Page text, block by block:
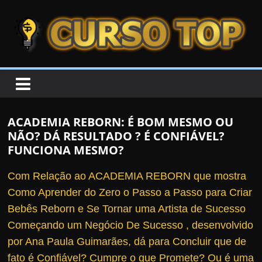
CURSOTOP
s
e
l
o
r
e
s
C
u
ACADEMIA REBORN: É BOM MESMO OU
NÃO? DÁ RESULTADO ? É CONFIÁVEL?
FUNCIONA MESMO?
Com Relação ao ACADEMIA REBORN que mostra
Como Aprender do Zero o Passo a Passo para Criar
Bebês Reborn e Se Tornar uma Artista de Sucesso
Começando um Negócio De Sucesso , desenvolvido
por Ana Paula Guimarães, dá para Concluir que de
fato é Confiável? Cumpre o que Promete? Ou é uma